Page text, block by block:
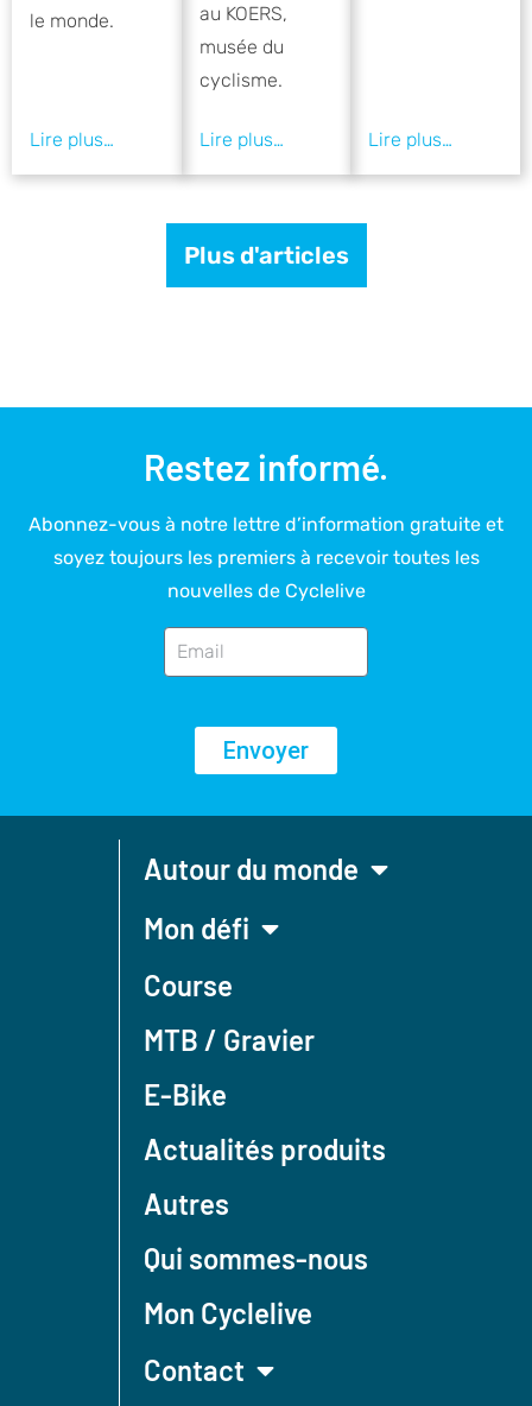
le monde.
au KOERS,
musée du
cyclisme.
Plus d'articles
Restez informé.
Abonnez-vous à notre lettre d’information gratuite et
soyez toujours les premiers à recevoir toutes les
nouvelles de Cyclelive
Envoyer
Autour du monde
Mon défi
Course
MTB / Gravier
E-Bike
Actualités produits
Autres
Qui sommes-nous
Mon Cyclelive
Contact